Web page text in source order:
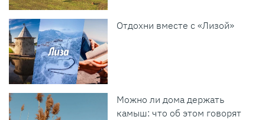
Отдохни вместе с «Лизой»
Можно ли дома держать
камыш: что об этом говорят